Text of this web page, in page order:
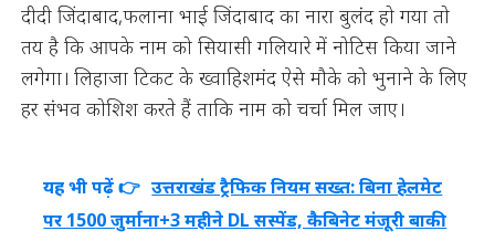
दीदी जिंदाबाद,फलाना भाई जिंदाबाद का नारा बुलंद हो गया तो
तय है कि आपके नाम को सियासी गलियारे में नोटिस किया जाने
लगेगा। लिहाजा टिकट के ख्वाहिशमंद ऐसे मौके को भुनाने के लिए
हर संभव कोशिश करते हैं ताकि नाम को चर्चा मिल जाए।
यह भी पढ़ें 👉 उत्तराखंड ट्रैफिक नियम सख्त: बिना हेलमेट
पर 1500 जुर्माना+3 महीने DL सस्पेंड, कैबिनेट मंजूरी बाकी